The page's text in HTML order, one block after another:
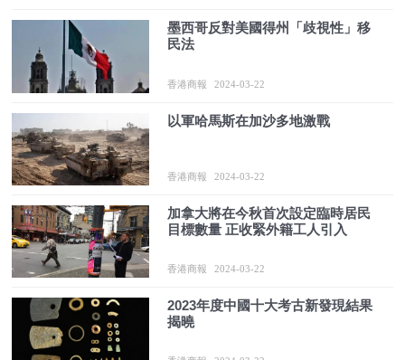
墨西哥反對美國得州「歧視性」移
民法
香港商報 2024-03-22
以軍哈馬斯在加沙多地激戰
香港商報 2024-03-22
加拿大將在今秋首次設定臨時居民
目標數量 正收緊外籍工人引入
香港商報 2024-03-22
2023年度中國十大考古新發現結果
揭曉